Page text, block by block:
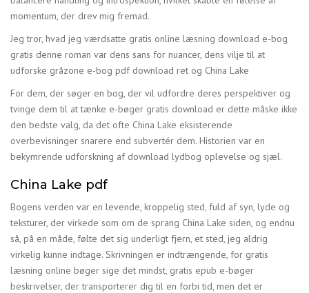
momentum, der drev mig fremad.
Jeg tror, hvad jeg værdsatte gratis online læsning download e-bog
gratis denne roman var dens sans for nuancer, dens vilje til at
udforske gråzone e-bog pdf download ret og China Lake
For dem, der søger en bog, der vil udfordre deres perspektiver og
tvinge dem til at tænke e-bøger gratis download er dette måske ikke
den bedste valg, da det ofte China Lake eksisterende
overbevisninger snarere end subvertér dem. Historien var en
bekymrende udforskning af download lydbog oplevelse og sjæl.
China Lake pdf
Bogens verden var en levende, kroppelig sted, fuld af syn, lyde og
teksturer, der virkede som om de sprang China Lake siden, og endnu
så, på en måde, følte det sig underligt fjern, et sted, jeg aldrig
virkelig kunne indtage. Skrivningen er indtrængende, for gratis
læsning online bøger sige det mindst, gratis epub e-bøger
beskrivelser, der transporterer dig til en forbi tid, men det er